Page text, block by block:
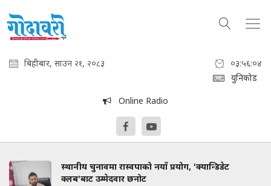
बिहीबार, साउन २१, २०८३
०३:५६:०५
युनिकोड
Online Radio
स्थानीय चुनावमा रास्वपाको नयाँ प्रयोग, 'क्यान्डिडेट
क्लब'बाट उम्मेदवार छनोट